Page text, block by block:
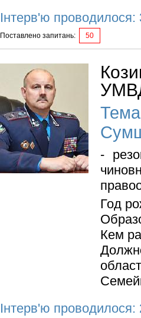
Інтерв'ю
Поставлено запитань: 50
-
Год
Кем
Інтерв'ю